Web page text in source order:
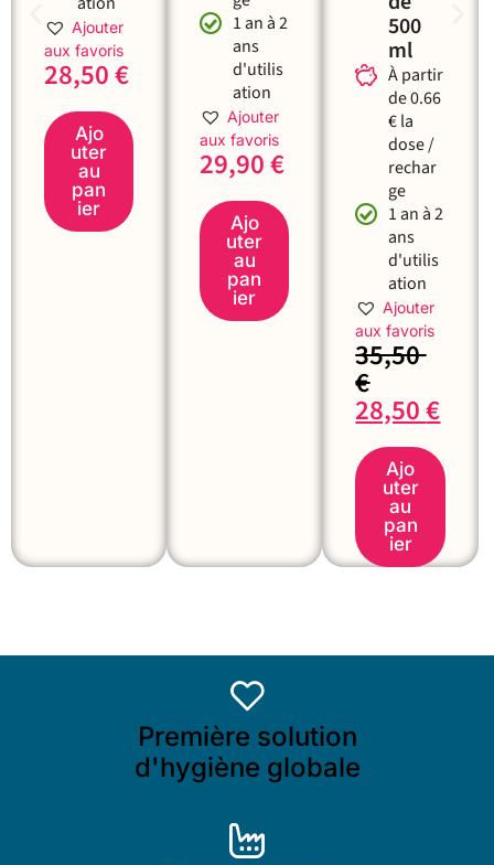
Ajouter
aux favoris
28,50€
Ajo
uter
au
pan
ier
1 an à 2
ans
d'utilis
ation
Ajouter
aux favoris
29,90€
Ajo
uter
au
pan
ier
500
ml
À partir
de 0.66
€ la
dose /
rechar
ge
1 an à 2
ans
d'utilis
ation
Ajouter
aux favoris
35,50
€
28,50€
Ajo
uter
au
pan
ier
Première solution
d'hygiène globale